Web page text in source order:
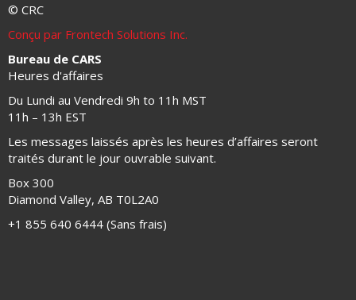
© CRC
Conçu par Frontech Solutions Inc.
Bureau de CARS
Heures d'affaires
Du Lundi au Vendredi 9h to 11h MST
11h – 13h EST
Les messages laissés après les heures d’affaires seront
traités durant le jour ouvrable suivant.
Box 300
Diamond Valley, AB T0L2A0
+1 855 640 6444 (Sans frais)